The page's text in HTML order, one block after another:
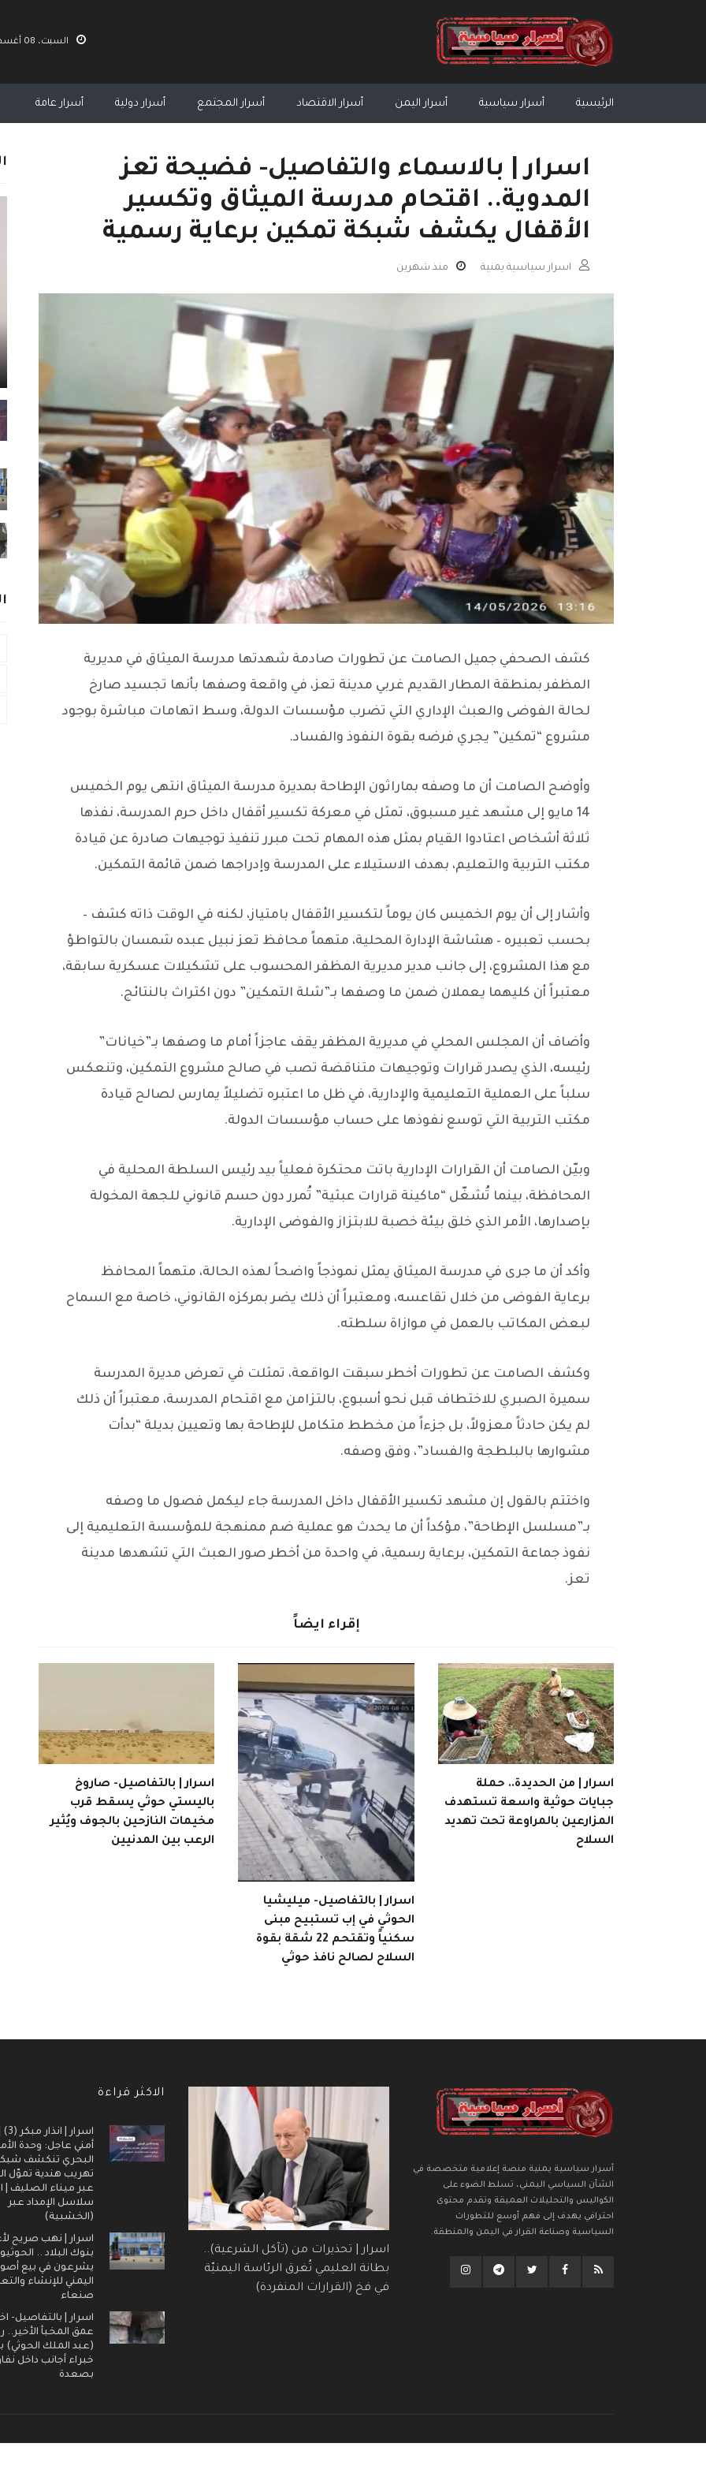
السبت، 08 أغسطس 2026 01:05 م
الرئيسية أسرار سياسية أسرار اليمن أسرار الاقتصاد أسرار المجتمع أسرار دولية أسرار عامة
اسرار | بالاسماء والتفاصيل- فضيحة تعز
المدوية.. اقتحام مدرسة الميثاق وتكسير
الأقفال يكشف شبكة تمكين برعاية رسمية
اسرار سياسية يمنية منذ شهرين
كشف الصحفي جميل الصامت عن تطورات صادمة شهدتها مدرسة الميثاق في مديرية
المظفر بمنطقة المطار القديم غربي مدينة تعز، في واقعة وصفها بأنها تجسيد صارخ
لحالة الفوضى والعبث الإداري التي تضرب مؤسسات الدولة، وسط اتهامات مباشرة بوجود
مشروع “تمكين” يجري فرضه بقوة النفوذ والفساد.
وأوضح الصامت أن ما وصفه بماراثون الإطاحة بمديرة مدرسة الميثاق انتهى يوم الخميس
14 مايو إلى مشهد غير مسبوق، تمثل في معركة تكسير أقفال داخل حرم المدرسة، نفذها
ثلاثة أشخاص اعتادوا القيام بمثل هذه المهام تحت مبرر تنفيذ توجيهات صادرة عن قيادة
مكتب التربية والتعليم، بهدف الاستيلاء على المدرسة وإدراجها ضمن قائمة التمكين.
وأشار إلى أن يوم الخميس كان يوماً لتكسير الأقفال بامتياز، لكنه في الوقت ذاته كشف –
بحسب تعبيره – هشاشة الإدارة المحلية، متهماً محافظ تعز نبيل عبده شمسان بالتواطؤ
مع هذا المشروع، إلى جانب مدير مديرية المظفر المحسوب على تشكيلات عسكرية سابقة،
معتبراً أن كليهما يعملان ضمن ما وصفها بـ”شلة التمكين” دون اكتراث بالنتائج.
وأضاف أن المجلس المحلي في مديرية المظفر يقف عاجزاً أمام ما وصفها بـ”خيانات”
رئيسه، الذي يصدر قرارات وتوجيهات متناقضة تصب في صالح مشروع التمكين، وتنعكس
سلباً على العملية التعليمية والإدارية، في ظل ما اعتبره تضليلاً يمارس لصالح قيادة
مكتب التربية التي توسع نفوذها على حساب مؤسسات الدولة.
وبيّن الصامت أن القرارات الإدارية باتت محتكرة فعلياً بيد رئيس السلطة المحلية في
المحافظة، بينما تُشغّل “ماكينة قرارات عبثية” تُمرر دون حسم قانوني للجهة المخولة
بإصدارها، الأمر الذي خلق بيئة خصبة للابتزاز والفوضى الإدارية.
وأكد أن ما جرى في مدرسة الميثاق يمثل نموذجاً واضحاً لهذه الحالة، متهماً المحافظ
برعاية الفوضى من خلال تقاعسه، ومعتبراً أن ذلك يضر بمركزه القانوني، خاصة مع السماح
لبعض المكاتب بالعمل في موازاة سلطته.
وكشف الصامت عن تطورات أخطر سبقت الواقعة، تمثلت في تعرض مديرة المدرسة
سميرة الصبري للاختطاف قبل نحو أسبوع، بالتزامن مع اقتحام المدرسة، معتبراً أن ذلك
لم يكن حادثاً معزولاً، بل جزءاً من مخطط متكامل للإطاحة بها وتعيين بديلة “بدأت
مشوارها بالبلطجة والفساد”، وفق وصفه.
واختتم بالقول إن مشهد تكسير الأقفال داخل المدرسة جاء ليكمل فصول ما وصفه
بـ”مسلسل الإطاحة”، مؤكداً أن ما يحدث هو عملية ضم ممنهجة للمؤسسة التعليمية إلى
نفوذ جماعة التمكين، برعاية رسمية، في واحدة من أخطر صور العبث التي تشهدها مدينة
تعز.
إقراء ايضاً
اسرار | من الحديدة.. حملة
جبايات حوثية واسعة تستهدف
المزارعين بالمراوعة تحت تهديد
السلاح
اسرار | بالتفاصيل- ميليشيا
الحوثي في إب تستبيح مبنى
سكنياً وتقتحم 22 شقة بقوة
السلاح لصالح نافذ حوثي
اسرار | بالتفاصيل- صاروخ
باليستي حوثي يسقط قرب
مخيمات النازحين بالجوف ويُثير
الرعب بين المدنيين
أسرار سياسية يمنية منصة إعلامية متخصصة في
الشأن السياسي اليمني، تسلط الضوء على
الكواليس والتحليلات العميقة وتقدم محتوى
احترافي يهدف إلى فهم أوسع للتطورات
السياسية وصناعة القرار في اليمن والمنطقة.
اسرار | تحذيرات من (تآكل الشرعية)..
بطانة العليمي تُغرق الرئاسة اليمنيّة
في فخ (القرارات المنفردة)
الاكثر قراءة
أمني عاجل: وحدة
البحري تنكشف
تهريب هندية تموّل
عبر ميناء الصليف |
سلاسل الإمداد عبر
(الخشبية)
اسرار | نهب صريح
بنوك البلاد ..
يشرعون في بيع
اليمني للإنشاء
صنعاء
اسرار | بالتفاصيل-
عمق المخبأ الأخير..
(عبد الملك الحوثي)
خبراء أجانب داخل
بصعدة